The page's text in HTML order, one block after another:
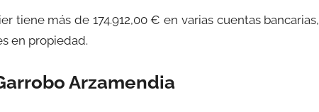
tiene más de 174.912,00 € en varias cuentas bancarias,
en propiedad.
Arzamendia